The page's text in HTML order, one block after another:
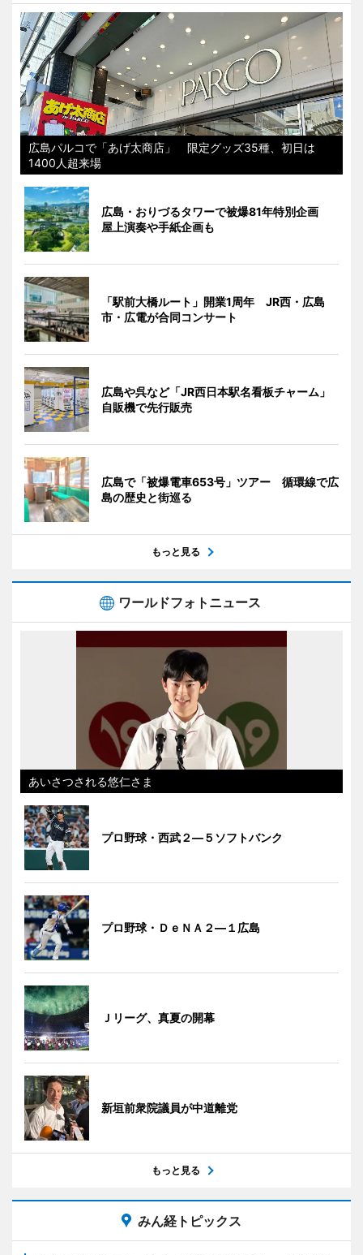
広島パルコで「あげ太商店」 限定グッズ35種、初日は
1400人超来場
広島・おりづるタワーで被爆81年特別企画
屋上演奏や手紙企画も
「駅前大橋ルート」開業1周年 JR西・広島
市・広電が合同コンサート
広島や呉など「JR西日本駅名看板チャーム」
自販機で先行販売
広島で「被爆電車653号」ツアー 循環線で広
島の歴史と街巡る
もっと見る
ワールドフォトニュース
あいさつされる悠仁さま
プロ野球・西武２―５ソフトバンク
プロ野球・ＤｅＮＡ２―１広島
Ｊリーグ、真夏の開幕
新垣前衆院議員が中道離党
もっと見る
みん経トピックス